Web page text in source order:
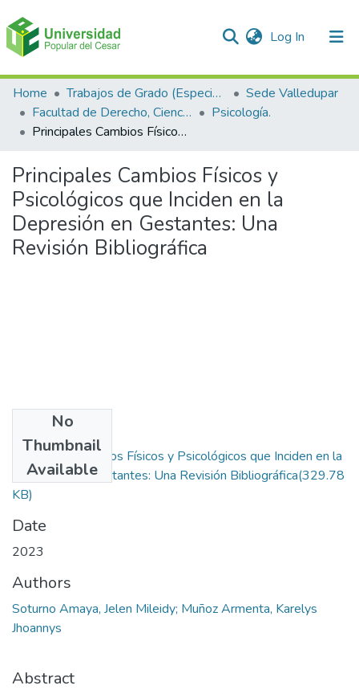
Log In (current)
Communities & Collections
All of DSpace
Home Trabajos de Grado (Especializaciones y Pregrados)
Sede Valledupar
Facultad de Derecho, Ciencias Políticas y Sociales.
Psicología.
Principales Cambios Físicos y Psicológicos que Inciden en la Depresión en Gestantes: Una Revisión Bibliográfica
Principales Cambios Físicos y
Psicológicos que Inciden en la
Depresión en Gestantes: Una
Revisión Bibliográfica
No
Thumbnail
Available
Principales Cambios Físicos y Psicológicos que Inciden en la
Depresión en Gestantes: Una Revisión Bibliográfica(329.78
KB)
Date
2023
Authors
Soturno Amaya, Jelen Mileidy; Muñoz Armenta, Karelys
Jhoannys
Abstract